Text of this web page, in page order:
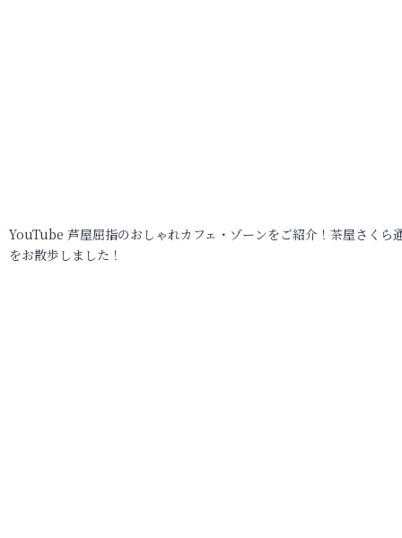
YouTube 芦屋屈指のおしゃれカフェ・ゾーンをご紹介！茶屋さくら
をお散歩しました！